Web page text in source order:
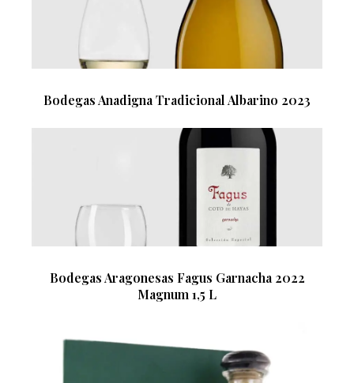
Bodegas Anadigna Tradicional Albarino 2023
Bodegas Aragonesas Fagus Garnacha 2022
Magnum 1,5 L